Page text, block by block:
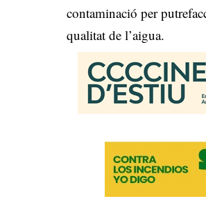
contaminació per
qualitat de l’aigua.